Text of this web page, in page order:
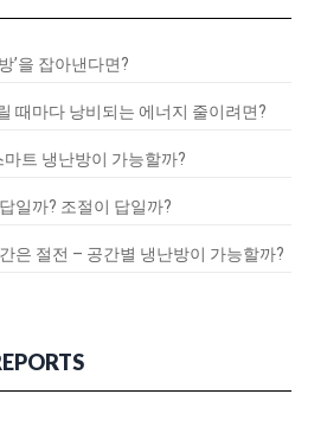
’을 잡아낸다면?
때마다 낭비되는 에너지 줄이려면?
트 냉난방이 가능할까?
일까? 조절이 답일까?
은 절전 – 공간별 냉난방이 가능할까?